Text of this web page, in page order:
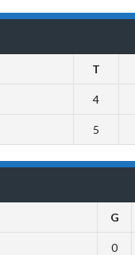
T
4
5
G
0